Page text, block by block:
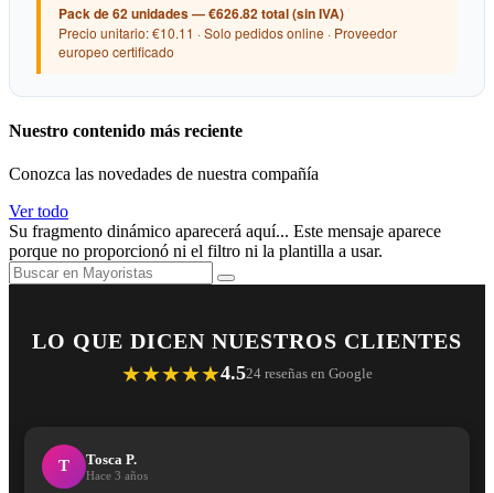
Pack de 62 unidades — €626.82 total (sin IVA)
Precio unitario: €10.11 · Solo pedidos online · Proveedor
europeo certificado
Nuestro contenido más reciente
Conozca las novedades de nuestra compañía
Ver todo
Su fragmento dinámico aparecerá aquí... Este mensaje aparece
porque no proporcionó ni el filtro ni la plantilla a usar.
LO QUE DICEN NUESTROS CLIENTES
★★★★★4.524 reseñas en Google
T Tosca P.
Hace 3 años